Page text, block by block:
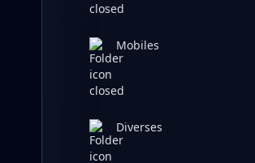
Mobiles
Diverses